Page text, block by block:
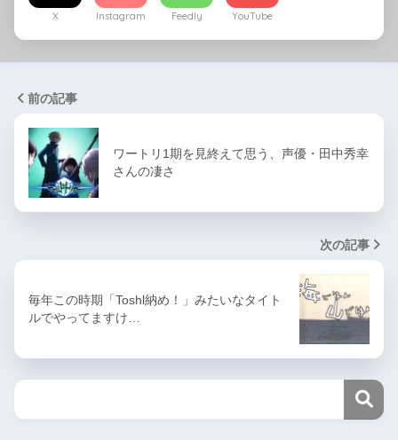
X Instagram Feedly YouTube
前の記事
ワートリ1期を見終えて思う、声優・田中秀幸
さんの凄さ
次の記事
毎年この時期「Toshl納め！」みたいなタイト
ルでやってますけ…